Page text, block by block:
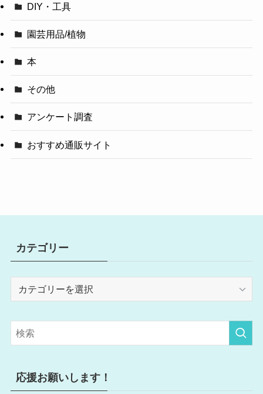
DIY・工具
園芸用品/植物
本
その他
アンケート調査
おすすめ通販サイト
カテゴリー
リ
応援お願いします！